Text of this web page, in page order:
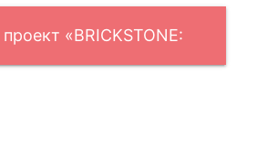
«BRICKSTONE: